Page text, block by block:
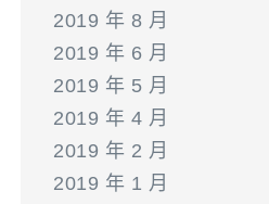
2019 年 8 月
2019 年 6 月
2019 年 5 月
2019 年 4 月
2019 年 2 月
2019 年 1 月